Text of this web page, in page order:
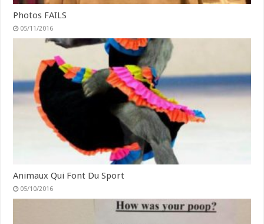
Photos FAILS
05/11/2016
Animaux Qui Font Du Sport
05/10/2016